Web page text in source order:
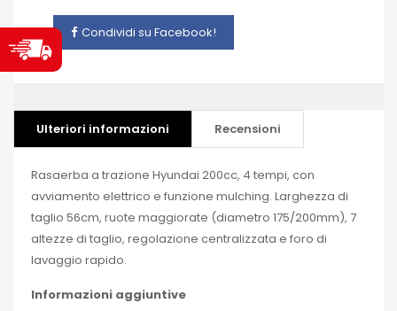
Condividi su Facebook!
Ulteriori informazioni Recensioni
Rasaerba a trazione Hyundai 200cc, 4 tempi, con
avviamento elettrico e funzione mulching. Larghezza di
taglio 56cm, ruote maggiorate (diametro 175/200mm), 7
altezze di taglio, regolazione centralizzata e foro di
lavaggio rapido.
Informazioni aggiuntive